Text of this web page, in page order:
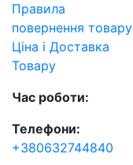
Правила
повернення товару
Ціна і Доставка
Товару
Час роботи:
Телефони:
+380632744840